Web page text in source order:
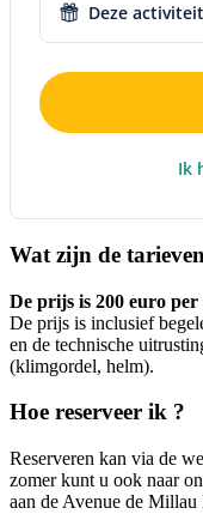
Deze
Ik
Wat zijn de
De prijs is 200 euro per
De prijs is inclusief
en de technische
(klimgordel, helm).
Hoe reserveer ik ?
Reserveren kan via de
zomer kunt u ook naar
aan de Avenue de